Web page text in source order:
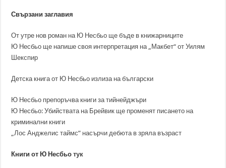
Свързани заглавия
От утре нов роман на Ю Несбьо ще бъде в книжарниците
Ю Несбьо ще напише своя интерпретация на „Макбет“ от Уилям
Шекспир
Детска книга от Ю Несбьо излиза на български
Ю Несбьо препоръчва книги за тийнейджъри
Ю Несбьо: Убийствата на Брейвик ще променят писането на
криминални книги
„Лос Анджелис таймс” насърчи дебюта в зряла възраст
Книги от Ю Несбьо тук